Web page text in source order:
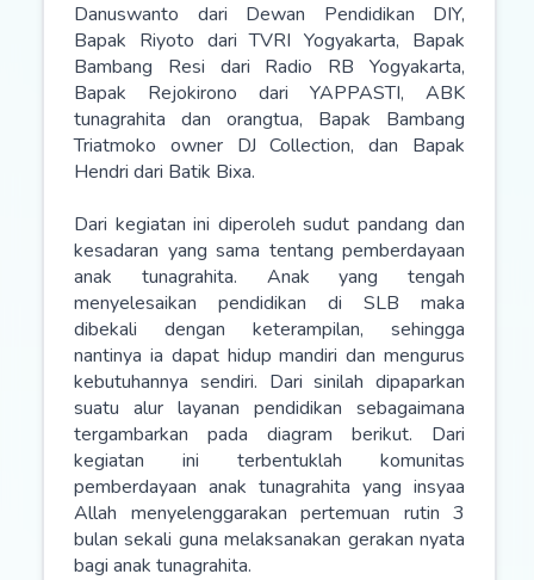
Danuswanto dari Dewan Pendidikan DIY,
Bapak Riyoto dari TVRI Yogyakarta, Bapak
Bambang Resi dari Radio RB Yogyakarta,
Bapak Rejokirono dari YAPPASTI, ABK
tunagrahita dan orangtua, Bapak Bambang
Triatmoko owner DJ Collection, dan Bapak
Hendri dari Batik Bixa.
Dari kegiatan ini diperoleh sudut pandang dan
kesadaran yang sama tentang pemberdayaan
anak tunagrahita. Anak yang tengah
menyelesaikan pendidikan di SLB maka
dibekali dengan keterampilan, sehingga
nantinya ia dapat hidup mandiri dan mengurus
kebutuhannya sendiri. Dari sinilah dipaparkan
suatu alur layanan pendidikan sebagaimana
tergambarkan pada diagram berikut. Dari
kegiatan ini terbentuklah komunitas
pemberdayaan anak tunagrahita yang insyaa
Allah menyelenggarakan pertemuan rutin 3
bulan sekali guna melaksanakan gerakan nyata
bagi anak tunagrahita.